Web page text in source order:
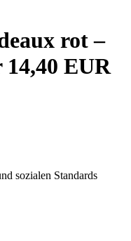
rot –
EUR
sozialen Standards